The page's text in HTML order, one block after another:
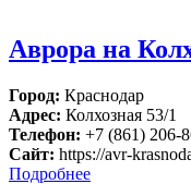
Аврора на
Город: Краснодар
Адрес: Колхозная 53/1
Телефон: +7 (861) 206-
Сайт: https://avr-
Подробнее